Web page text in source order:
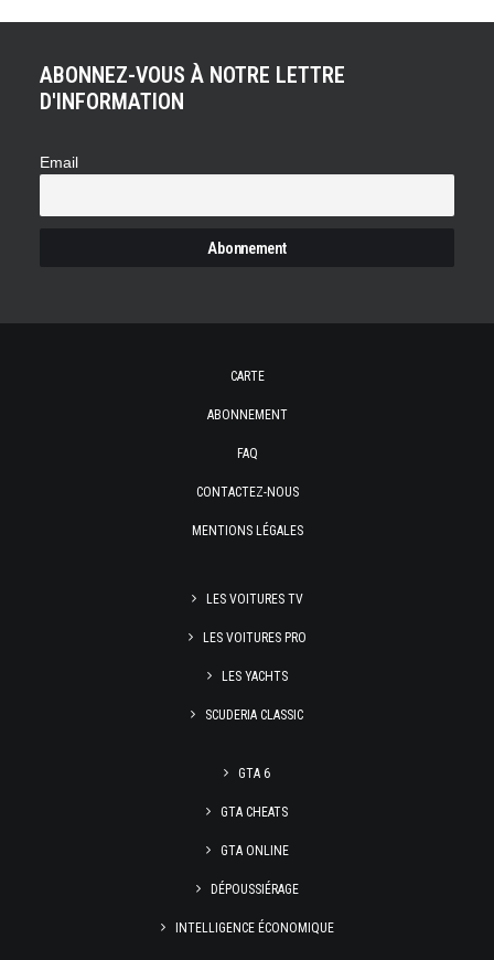
ABONNEZ-VOUS À NOTRE LETTRE
D'INFORMATION
Email
CARTE
ABONNEMENT
FAQ
CONTACTEZ-NOUS
MENTIONS LÉGALES
LES VOITURES TV
LES VOITURES PRO
LES YACHTS
SCUDERIA CLASSIC
GTA 6
GTA CHEATS
GTA ONLINE
DÉPOUSSIÉRAGE
INTELLIGENCE ÉCONOMIQUE